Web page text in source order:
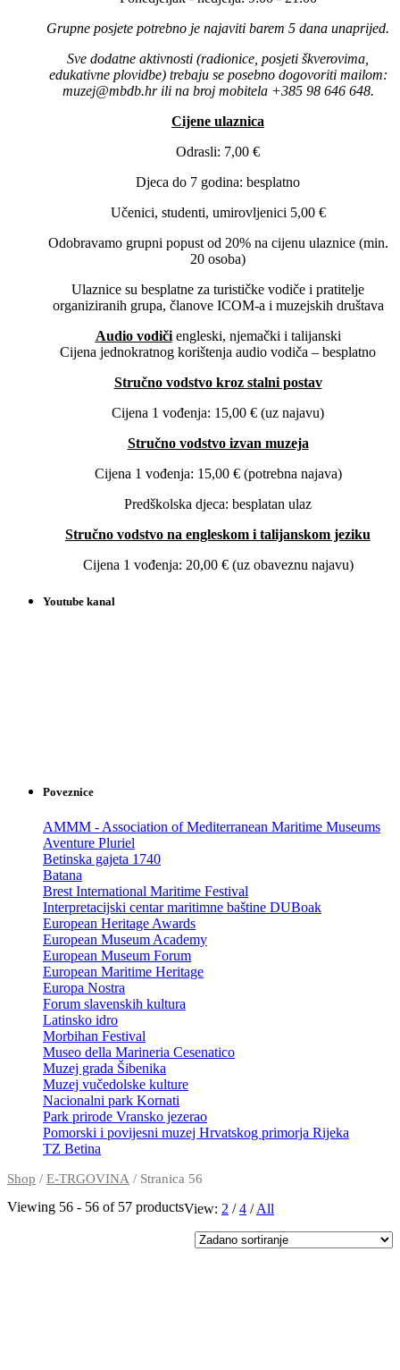
Grupne posjete potrebno je najaviti barem 5 dana unaprijed.
Sve dodatne aktivnosti (radionice, posjeti škverovima,
edukativne plovidbe) trebaju se posebno dogovoriti mailom:
muzej@mbdb.hr ili na broj mobitela +385 98 646 648.
Cijene ulaznica
Odrasli: 7,00 €
Djeca do 7 godina: besplatno
Učenici, studenti, umirovljenici 5,00 €
Odobravamo grupni popust od 20% na cijenu ulaznice (min.
20 osoba)
Ulaznice su besplatne za turističke vodiče i pratitelje
organiziranih grupa, članove ICOM-a i muzejskih društava
Audio vodičiengleski, njemački i talijanski
Cijena jednokratnog korištenja audio vodiča – besplatno
Stručno vodstvo kroz stalni postav
Cijena 1 vođenja: 15,00 € (uz najavu)
Stručno vodstvo izvan muzeja
Cijena 1 vođenja: 15,00 € (potrebna najava)
Predškolska djeca: besplatan ulaz
Stručno vodstvo na engleskom i talijanskom jeziku
Cijena 1 vođenja: 20,00 € (uz obaveznu najavu)
Youtube kanal
Poveznice
AMMM - Association of Mediterranean Maritime Museums
Aventure Pluriel
Betinska gajeta 1740
Batana
Brest International Maritime Festival
Interpretacijski centar maritimne baštine DUBoak
European Heritage Awards
European Museum Academy
European Museum Forum
European Maritime Heritage
Europa Nostra
Forum slavenskih kultura
Latinsko idro
Morbihan Festival
Museo della Marineria Cesenatico
Muzej grada Šibenika
Muzej vučedolske kulture
Nacionalni park Kornati
Park prirode Vransko jezerao
Pomorski i povijesni muzej Hrvatskog primorja Rijeka
TZ Betina
Shop / E-TRGOVINA / Stranica 56
Viewing 56 - 56 of 57 productsView: 2 /4 /All